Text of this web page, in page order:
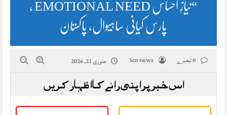
“نیازِ احساس EMOTIONAL NEED ،
پارس کیانی ساہیوال، پاکستان
5cn news جنوری 21, 2026
اس خبر پر اپنی رائے کا اظہار کریں